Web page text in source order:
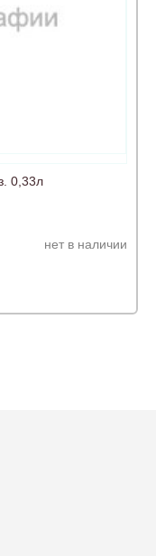
0,33л
нет в наличии